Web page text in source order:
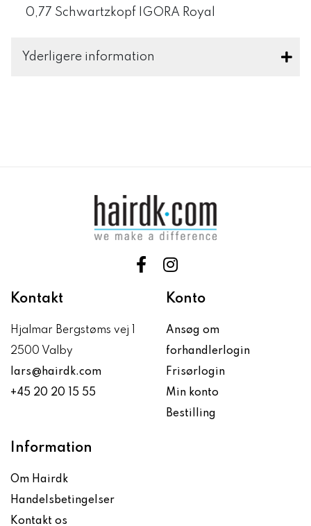
0,77 Schwartzkopf IGORA Royal
Yderligere information
Kontakt
Hjalmar Bergstøms vej 1
2500 Valby
lars@hairdk.com
+45 20 20 15 55
Konto
Ansøg om
forhandlerlogin
Frisørlogin
Min konto
Bestilling
Information
Om Hairdk
Handelsbetingelser
Kontakt os